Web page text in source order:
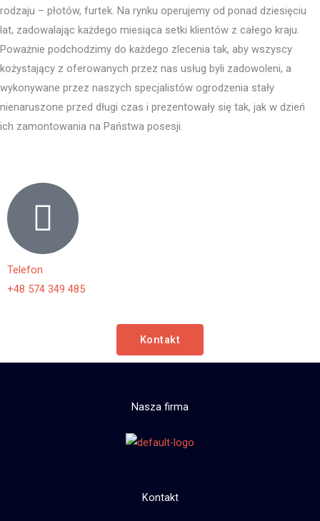
rodzaju – płotów, furtek. Na rynku operujemy od ponad dziesięciu
lat, zadowalając każdego miesiąca setki klientów z całego kraju.
Poważnie podchodzimy do każdego zlecenia tak, aby wszyscy
kożystający z oferowanych przez nas usług byli zadowoleni, a
wykonywane przez naszych specjalistów ogrodzenia stały
nienaruszone przed długi czas i prezentowały się tak, jak w dzień
ich zamontowania na Państwa posesji.
Telefon
+48 574 349 485
Kontakt
Nasza firma
Kontakt